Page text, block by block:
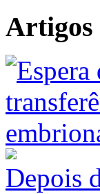
Artigos
Depois